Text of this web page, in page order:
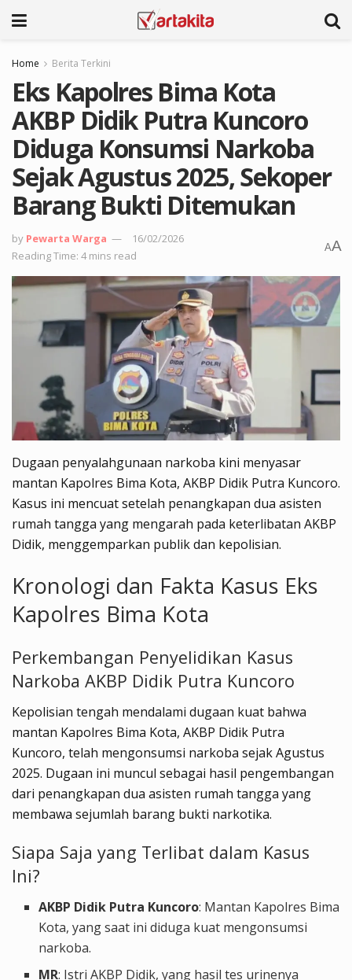
Home Berita Terkini
Eks Kapolres Bima Kota
AKBP Didik Putra Kuncoro
Diduga Konsumsi Narkoba
Sejak Agustus 2025, Sekoper
Barang Bukti Ditemukan
by Pewarta Warga
16/02/2026
Reading Time: 4 mins read
AA
Dugaan penyalahgunaan narkoba kini menyasar
mantan Kapolres Bima Kota, AKBP Didik Putra Kuncoro.
Kasus ini mencuat setelah penangkapan dua asisten
rumah tangga yang mengarah pada keterlibatan AKBP
Didik, menggemparkan publik dan kepolisian.
Kronologi dan Fakta Kasus Eks
Kapolres Bima Kota
Perkembangan Penyelidikan Kasus
Narkoba AKBP Didik Putra Kuncoro
Kepolisian tengah mendalami dugaan kuat bahwa
mantan Kapolres Bima Kota, AKBP Didik Putra
Kuncoro, telah mengonsumsi narkoba sejak Agustus
2025. Dugaan ini muncul sebagai hasil pengembangan
dari penangkapan dua asisten rumah tangga yang
membawa sejumlah barang bukti narkotika.
Siapa Saja yang Terlibat dalam Kasus
Ini?
AKBP Didik Putra Kuncoro: Mantan Kapolres Bima
Kota, yang saat ini diduga kuat mengonsumsi
narkoba.
MR: Istri AKBP Didik, yang hasil tes urinenya